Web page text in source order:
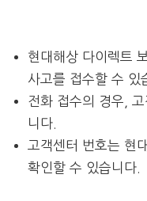
현대해상 다이렉트
사고를 접수할 수 있
전화 접수의 경우,
니다.
고객센터 번호는 현
확인할 수 있습니다.